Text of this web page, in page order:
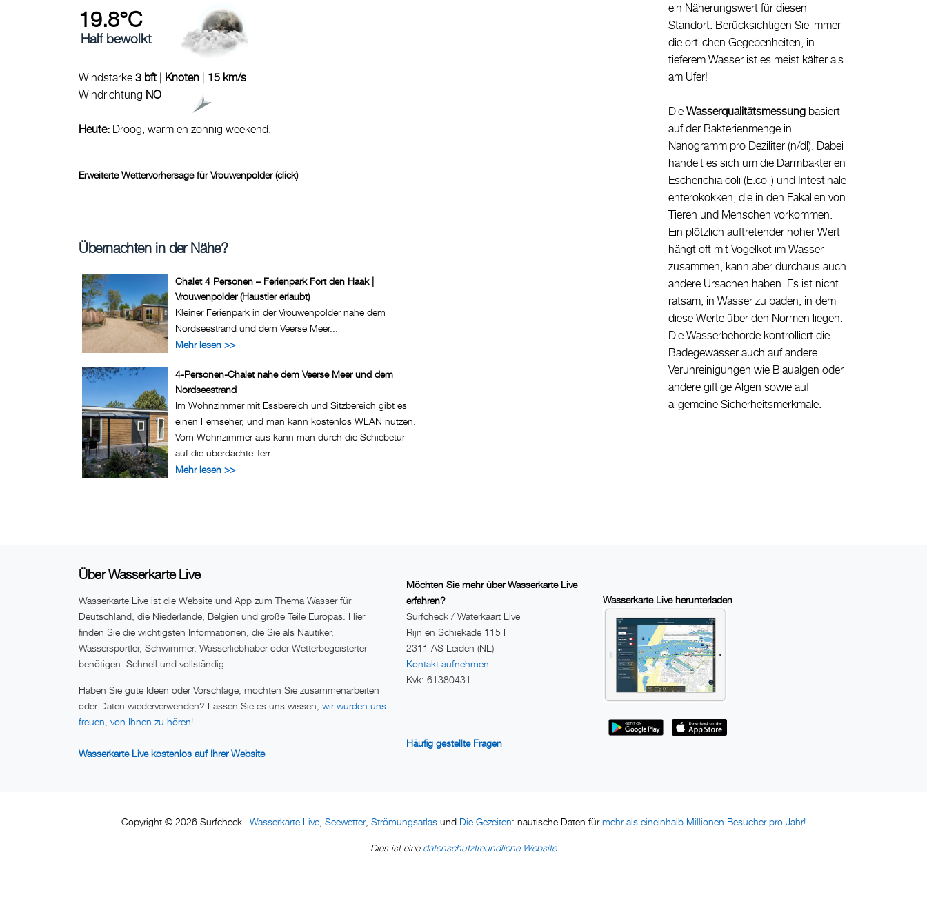
19.8°C
Half bewolkt
Windstärke 3 bft | Knoten | 15 km/s
Windrichtung NO
Heute: Droog, warm en zonnig weekend.
Erweiterte Wettervorhersage für Vrouwenpolder (click)
Übernachten in der Nähe?
Chalet 4 Personen – Ferienpark Fort den Haak |
Vrouwenpolder (Haustier erlaubt)
Kleiner Ferienpark in der Vrouwenpolder nahe dem
Nordseestrand und dem Veerse Meer...
Mehr lesen >>
4-Personen-Chalet nahe dem Veerse Meer und dem
Nordseestrand
Im Wohnzimmer mit Essbereich und Sitzbereich gibt es
einen Fernseher, und man kann kostenlos WLAN nutzen.
Vom Wohnzimmer aus kann man durch die Schiebetür
auf die überdachte Terr....
Mehr lesen >>
ein Näherungswert für diesen
Standort. Berücksichtigen Sie immer
die örtlichen Gegebenheiten, in
tieferem Wasser ist es meist kälter als
am Ufer!
Die Wasserqualitätsmessung basiert
auf der Bakterienmenge in
Nanogramm pro Deziliter (n/dl). Dabei
handelt es sich um die Darmbakterien
Escherichia coli (E.coli) und Intestinale
enterokokken, die in den Fäkalien von
Tieren und Menschen vorkommen.
Ein plötzlich auftretender hoher Wert
hängt oft mit Vogelkot im Wasser
zusammen, kann aber durchaus auch
andere Ursachen haben. Es ist nicht
ratsam, in Wasser zu baden, in dem
diese Werte über den Normen liegen.
Die Wasserbehörde kontrolliert die
Badegewässer auch auf andere
Verunreinigungen wie Blaualgen oder
andere giftige Algen sowie auf
allgemeine Sicherheitsmerkmale.
Über Wasserkarte Live
Wasserkarte Live ist die Website und App zum Thema Wasser für
Deutschland, die Niederlande, Belgien und große Teile Europas. Hier
finden Sie die wichtigsten Informationen, die Sie als Nautiker,
Wassersportler, Schwimmer, Wasserliebhaber oder Wetterbegeisterter
benötigen. Schnell und vollständig.
Haben Sie gute Ideen oder Vorschläge, möchten Sie zusammenarbeiten
oder Daten wiederverwenden? Lassen Sie es uns wissen, wir würden uns
freuen, von Ihnen zu hören!
Wasserkarte Live kostenlos auf Ihrer Website
Möchten Sie mehr über Wasserkarte Live
erfahren?
Surfcheck / Waterkaart Live
Rijn en Schiekade 115 F
2311 AS Leiden (NL)
Kontakt aufnehmen
Kvk: 61380431
Häufig gestellte Fragen
Wasserkarte Live herunterladen
Copyright © 2026 Surfcheck | Wasserkarte Live Seewetter, Strömungsatlas und Die Gezeiten: nautische Daten fürmehr als eineinhalb Millionen Besucher pro Jahr!
Dies ist eine datenschutzfreundliche Website